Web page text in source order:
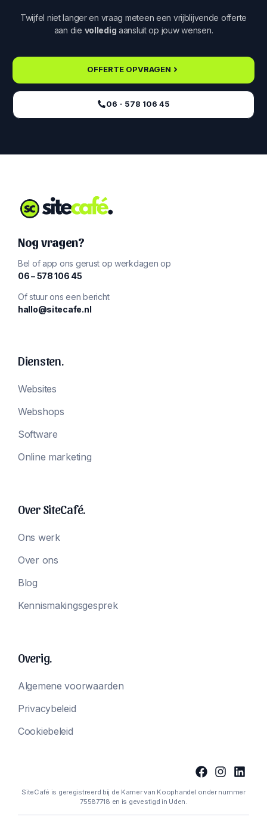
Twijfel niet langer en vraag meteen een vrijblijvende offerte
aan die volledig aansluit op jouw wensen.
OFFERTE OPVRAGEN
06 - 578 106 45‬
Nog vragen?
Bel of app ons gerust op werkdagen op
‪06 – 578 106 45‬
Of stuur ons een bericht
hallo@sitecafe.nl
Diensten.
Websites
Webshops
Software
Online marketing
Over SiteCafé.
Ons werk
Over ons
Blog
Kennismakingsgesprek
Overig.
Algemene voorwaarden
Privacybeleid
Cookiebeleid
SiteCafé is geregistreerd bij de Kamer van Koophandel onder nummer
75587718 en is gevestigd in Uden.